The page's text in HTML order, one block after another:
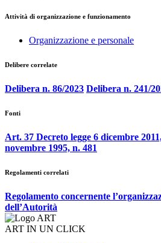
Attività di organizzazione e funzionamento
Organizzazione e personale
Delibere correlate
Delibera n. 86/2023 Delibera n. 241/
Fonti
Art. 37 Decreto legge 6 dicembre
novembre 1995, n. 481
Regolamenti correlati
Regolamento concernente
dell’Autorità
ART IN UN CLICK